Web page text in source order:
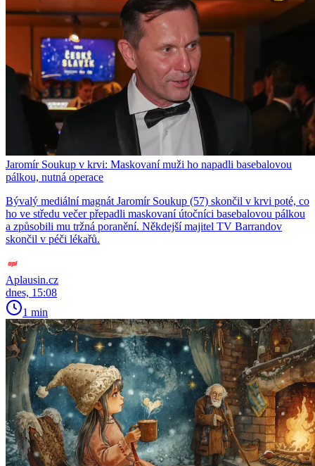
Jaromír Soukup v krvi: Maskovaní muži ho napadli basebalovou
pálkou, nutná operace
Bývalý mediální magnát Jaromír Soukup (57) skončil v krvi poté, co
ho ve středu večer přepadli maskovaní útočníci basebalovou pálkou
a způsobili mu tržná poranění. Někdejší majitel TV Barrandov
skončil v péči lékařů.
Aplausin.cz
dnes, 15:08
1 min